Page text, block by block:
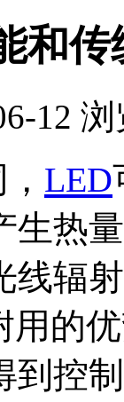
和
12
LED
生热
线辐
用的
到控